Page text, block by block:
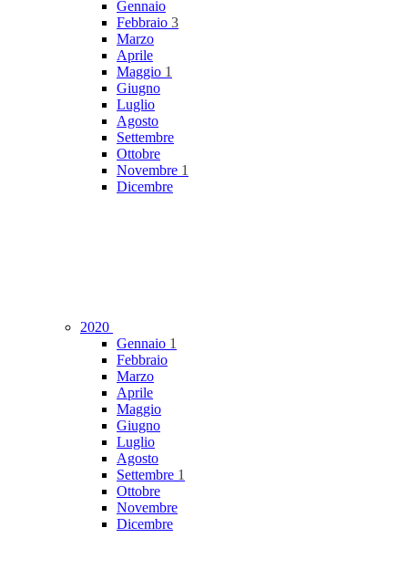
Gennaio
Febbraio 3
Marzo
Aprile
Maggio 1
Giugno
Luglio
Agosto
Settembre
Ottobre
Novembre 1
Dicembre
2020
Gennaio 1
Febbraio
Marzo
Aprile
Maggio
Giugno
Luglio
Agosto
Settembre 1
Ottobre
Novembre
Dicembre